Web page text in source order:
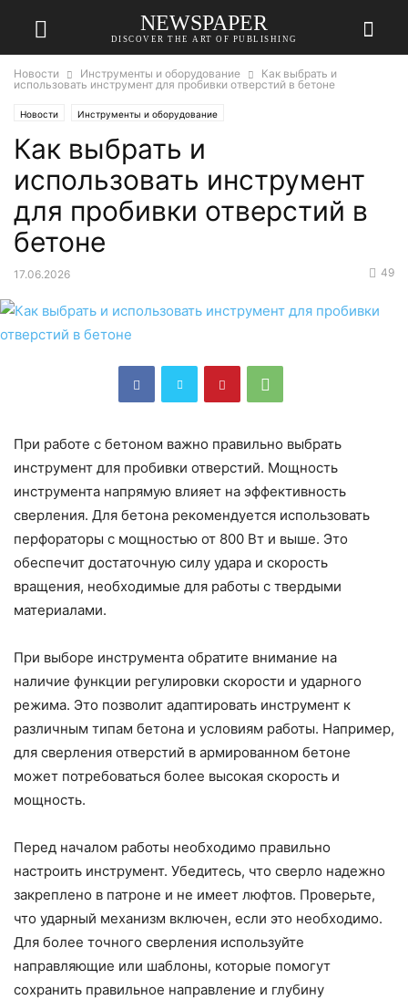
NEWSPAPER
DISCOVER THE ART OF PUBLISHING
Новости Инструменты и оборудование
Как выбрать и
использовать инструмент для пробивки отверстий в бетоне
Новости Инструменты и оборудование
Как выбрать и
использовать инструмент
для пробивки отверстий в
бетоне
17.06.2026 49
При работе с бетоном важно правильно выбрать
инструмент для пробивки отверстий. Мощность
инструмента напрямую влияет на эффективность
сверления. Для бетона рекомендуется использовать
перфораторы с мощностью от 800 Вт и выше. Это
обеспечит достаточную силу удара и скорость
вращения, необходимые для работы с твердыми
материалами.
При выборе инструмента обратите внимание на
наличие функции регулировки скорости и ударного
режима. Это позволит адаптировать инструмент к
различным типам бетона и условиям работы. Например,
для сверления отверстий в армированном бетоне
может потребоваться более высокая скорость и
мощность.
Перед началом работы необходимо правильно
настроить инструмент. Убедитесь, что сверло надежно
закреплено в патроне и не имеет люфтов. Проверьте,
что ударный механизм включен, если это необходимо.
Для более точного сверления используйте
направляющие или шаблоны, которые помогут
сохранить правильное направление и глубину